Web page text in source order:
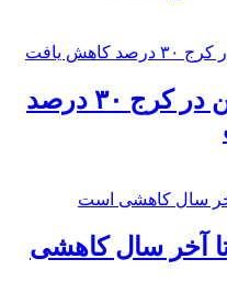
️قیمت مسکن در کرج ۳۰ درصد
آخر سال کاهشی